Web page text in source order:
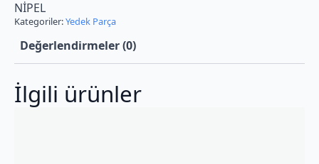
NİPEL
Kategoriler:Yedek Parça
Değerlendirmeler (0)
İlgili ürünler